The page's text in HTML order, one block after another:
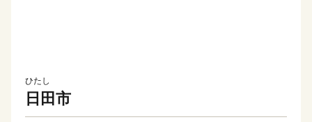
ひたし
日田市